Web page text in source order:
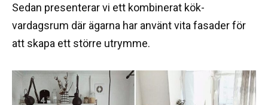
Sedan presenterar vi ett kombinerat kök-
vardagsrum där ägarna har använt vita fasader för
att skapa ett större utrymme.